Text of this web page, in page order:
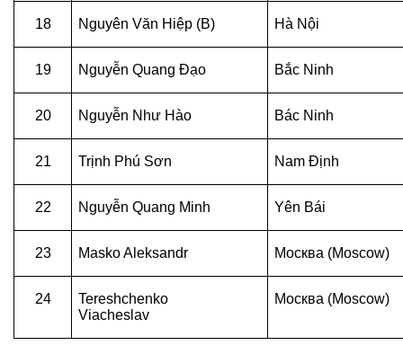
18 Nguyên Văn Hiệp (B) Hà Nội
19 Nguyễn Quang Đạo Bắc Ninh
20 Nguyễn Như Hào Bác Ninh
21 Trịnh Phú Sơn Nam Định
22 Nguyễn Quang Minh Yên Bái
23 Masko Aleksandr Москва (Moscow)
24
Tereshchenko
Viacheslav
Москва (Moscow)